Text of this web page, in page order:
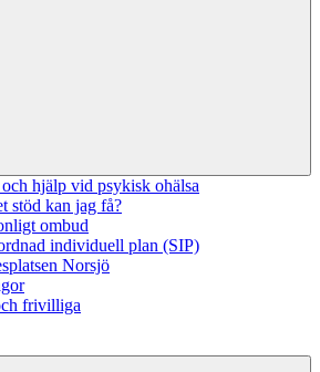
och hjälp vid psykisk ohälsa
stöd kan jag få?
ombud
individuell plan (SIP)
Norsjö
frivilliga